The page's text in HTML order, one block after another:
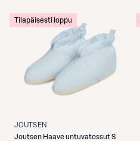
Tilapäisesti loppu
JOUTSEN
Joutsen Haave untuvatossut S